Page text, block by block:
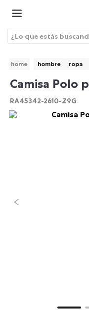
¿Lo que estás
1.
morrales
2.
gorras
3.
bolsos
hombre ropa
Camisa Polo
RA45342-2610-Z9G